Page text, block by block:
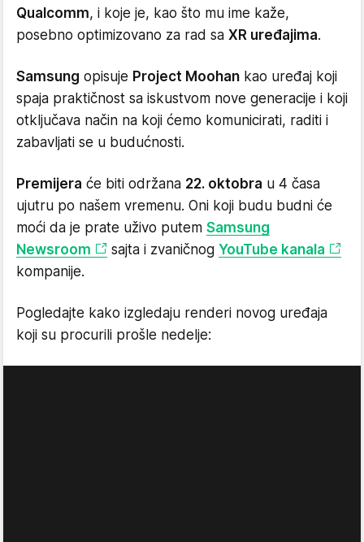
Qualcomm, i koje je, kao što mu ime kaže,
posebno optimizovano za rad sa XR uređajima.
Samsung opisuje Project Moohan kao uređaj koji
spaja praktičnost sa iskustvom nove generacije i koji
otključava način na koji ćemo komunicirati, raditi i
zabavljati se u budućnosti.
Premijera će biti održana 22. oktobra u 4 časa
ujutru po našem vremenu. Oni koji budu budni će
moći da je prate uživo putem Samsung
Newsroom
sajta i zvaničnog YouTube kanala
kompanije.
Pogledajte kako izgledaju renderi novog uređaja
koji su procurili prošle nedelje: